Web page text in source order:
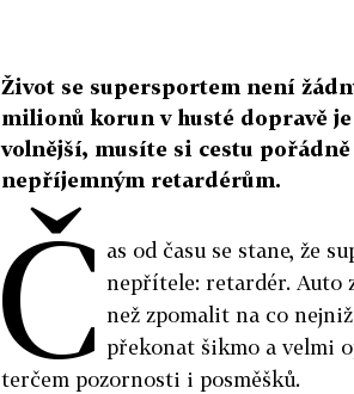
Život se supersportem není
milionů korun v husté dopravě
volnější, musíte si cestu
nepříjemným retardérům.
Č as od času se stane, že
nepřítele: retardér. Auto
než zpomalit na co
překonat šikmo a velmi
terčem pozornosti i posměšků.